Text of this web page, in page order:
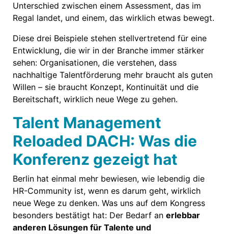
Unterschied zwischen einem Assessment, das im
Regal landet, und einem, das wirklich etwas bewegt.
Diese drei Beispiele stehen stellvertretend für eine
Entwicklung, die wir in der Branche immer stärker
sehen: Organisationen, die verstehen, dass
nachhaltige Talentförderung mehr braucht als guten
Willen – sie braucht Konzept, Kontinuität und die
Bereitschaft, wirklich neue Wege zu gehen.
Talent Management
Reloaded DACH: Was die
Konferenz gezeigt hat
Berlin hat einmal mehr bewiesen, wie lebendig die
HR-Community ist, wenn es darum geht, wirklich
neue Wege zu denken. Was uns auf dem Kongress
besonders bestätigt hat: Der Bedarf an erlebbar
anderen Lösungen für Talente und